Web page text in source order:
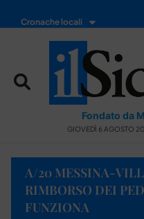
Cronache locali
Fondato da
GIOVEDÌ 6 AGOSTO
A/20 MESSINA-
RIMBORSO DEI
FUNZIONA